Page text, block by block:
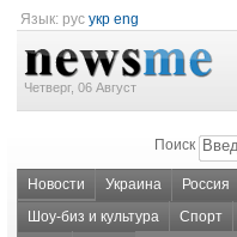
Язык: рус укр eng
Четверг, 06 Август
Поиск
Новости Украина Россия
Шоу-биз и культура
Спорт